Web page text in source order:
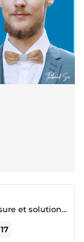
Création de sites internet sur-mesure et solutions de communication